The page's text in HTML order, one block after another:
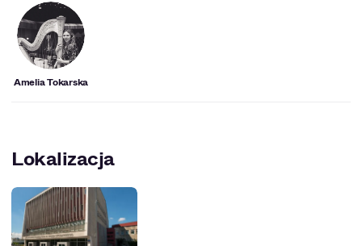
Amelia Tokarska
Lokalizacja